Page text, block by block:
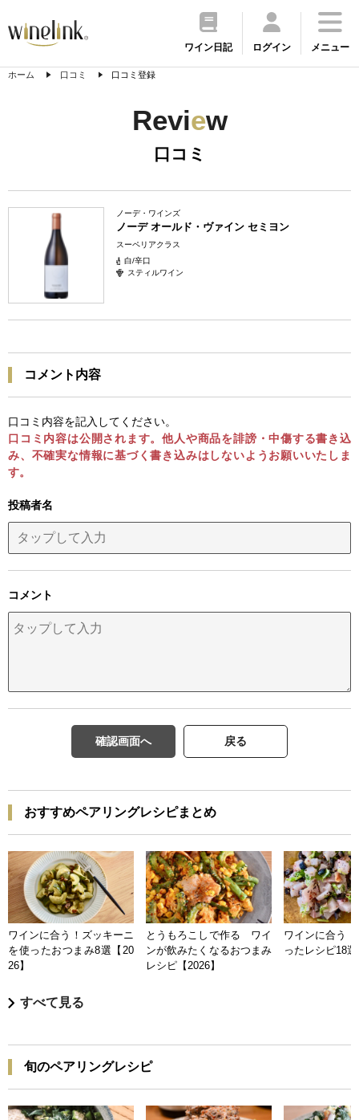
ワイン日記 ログイン メニュー
ホーム 口コミ 口コミ登録
Review
口コミ
ノーデ・ワインズ
ノーデ オールド・ヴァイン セミヨン
スーペリアクラス
白/辛口
スティルワイン
コメント内容
口コミ内容を記入してください。
口コミ内容は公開されます。他人や商品を誹謗・中傷する書き込
み、不確実な情報に基づく書き込みはしないようお願いいたしま
す。
投稿者名
コメント
確認画面へ 戻る
おすすめペアリングレシピまとめ
ワインに合う！ズッキーニ
を使ったおつまみ8選【20
26】
とうもろこしで作る ワイ
ンが飲みたくなるおつまみ
レシピ【2026】
ワインに合う
ったレシピ18
すべて見る
旬のペアリングレシピ